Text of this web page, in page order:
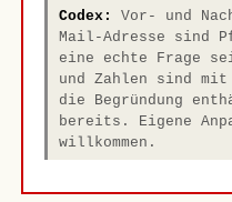
Codex:
Vor- und
Mail-Adresse sind
eine echte Frage
und Zahlen sind
die Begründung
bereits. Eigene
willkommen.